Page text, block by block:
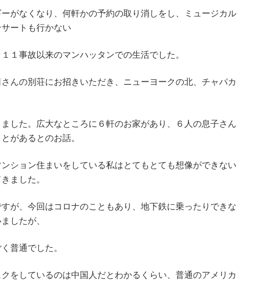
がなくなり、何軒かの予約の取り消しをし、ミュージカル
ートも行かない
１事故以来のマンハッタンでの生活でした。
んの別荘にお招きいただき、ニューヨークの北、チャパカ
した。広大なところに６軒のお家があり、６人の息子さん
があるとのお話。
ンション住まいをしている私はとてもとても想像ができない
ました。
が、今回はコロナのこともあり、地下鉄に乗ったりできな
したが、
普通でした。
をしているのは中国人だとわかるくらい、普通のアメリカ